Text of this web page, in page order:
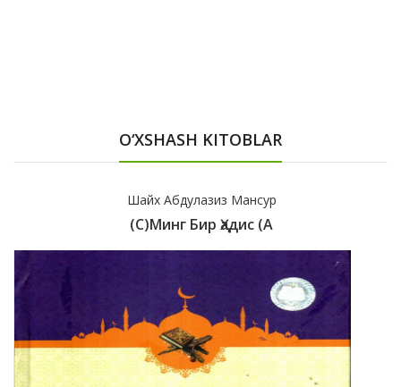
O‘XSHASH KITOBLAR
Шайх Абдулазиз Мансур
(с)Минг Бир Ҳадис (А